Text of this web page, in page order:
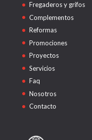
Fregaderos y grifos
Complementos
Reformas
Promociones
Proyectos
Servicios
Faq
Nosotros
Contacto